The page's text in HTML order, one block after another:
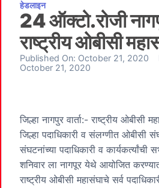
हेडलाइन
24 ऑक्टो.रोजी
राष्ट्रीय ओबीसी
Published On: October 21, 2020
October 21, 2020
जिल्हा नागपुर वार्ता:- राष्ट्रीय ओबीसी
जिल्हा पदाधिकारी व संलग्णीत ओबीसी
संघटनांच्या पदाधिकारी व
शनिवार ला नागपूर येथे आयोजित
राष्ट्रीय ओबीसी महासंघाचे सर्व